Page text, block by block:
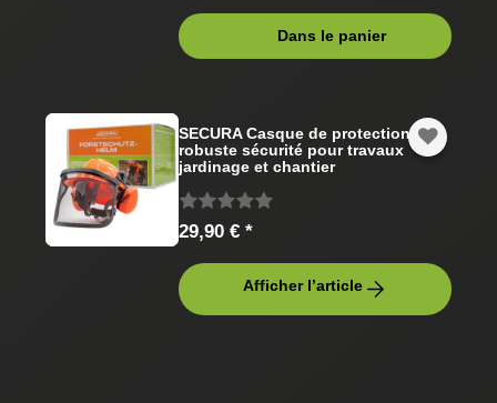
Dans le panier
SECURA Casque de protection
robuste sécurité pour travaux
jardinage et chantier
29,90 € *
Afficher l’article